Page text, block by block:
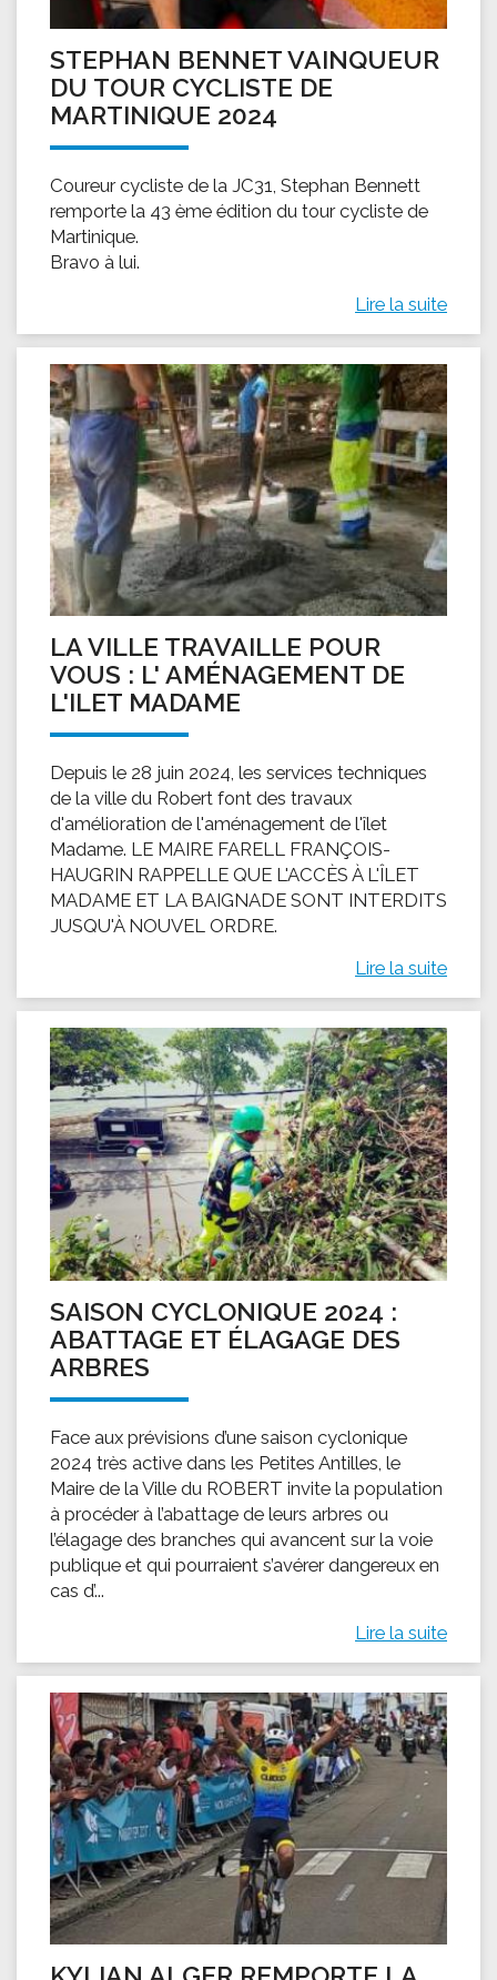
STEPHAN BENNET VAINQUEUR
DU TOUR CYCLISTE DE
MARTINIQUE 2024
Coureur cycliste de la JC31, Stephan Bennett
remporte la 43 ème édition du tour cycliste de
Martinique.
Bravo à lui.
Lire la suite
LA VILLE TRAVAILLE POUR
VOUS : L' AMÉNAGEMENT DE
L'ILET MADAME
Depuis le 28 juin 2024, les services techniques
de la ville du Robert font des travaux
d'amélioration de l'aménagement de l'îlet
Madame. LE MAIRE FARELL FRANÇOIS-
HAUGRIN RAPPELLE QUE L'ACCÈS À L'ÎLET
MADAME ET LA BAIGNADE SONT INTERDITS
JUSQU'À NOUVEL ORDRE.
Lire la suite
SAISON CYCLONIQUE 2024 :
ABATTAGE ET ÉLAGAGE DES
ARBRES
Face aux prévisions d’une saison cyclonique
2024 très active dans les Petites Antilles, le
Maire de la Ville du ROBERT invite la population
à procéder à l’abattage de leurs arbres ou
l’élagage des branches qui avancent sur la voie
publique et qui pourraient s’avérer dangereux en
cas d’...
Lire la suite